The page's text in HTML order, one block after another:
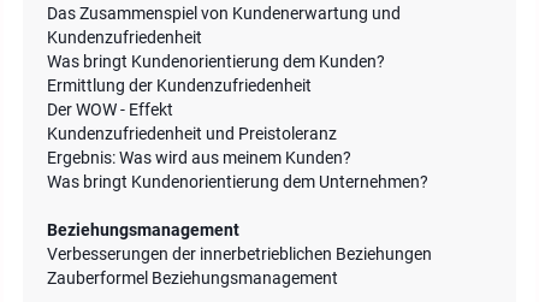
Das Zusammenspiel von Kundenerwartung und
Kundenzufriedenheit
Was bringt Kundenorientierung dem Kunden?
Ermittlung der Kundenzufriedenheit
Der WOW - Effekt
Kundenzufriedenheit und Preistoleranz
Ergebnis: Was wird aus meinem Kunden?
Was bringt Kundenorientierung dem Unternehmen?
Beziehungsmanagement
Verbesserungen der innerbetrieblichen Beziehungen
Zauberformel Beziehungsmanagement